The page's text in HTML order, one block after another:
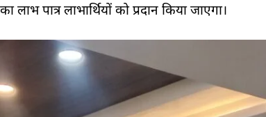
पात्र लाभार्थियों को प्रदान किया जाएगा।